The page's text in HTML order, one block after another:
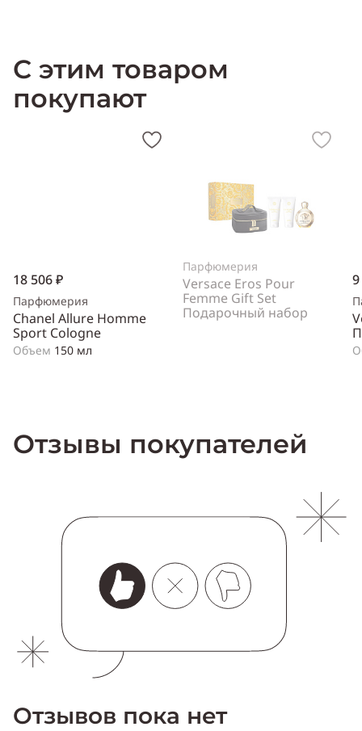
фрезия, амбра, кедр, пачули, сандалПроизводитель:
(Italy)
С этим товаром
покупают
18 506 ₽
Парфюмерия
Chanel Allure Homme
Sport Cologne
Объем 150 мл
Парфюмерия
Versace Eros Pour
Femme Gift Set
Подарочный набор
Отзывы покупателей
Отзывов пока нет